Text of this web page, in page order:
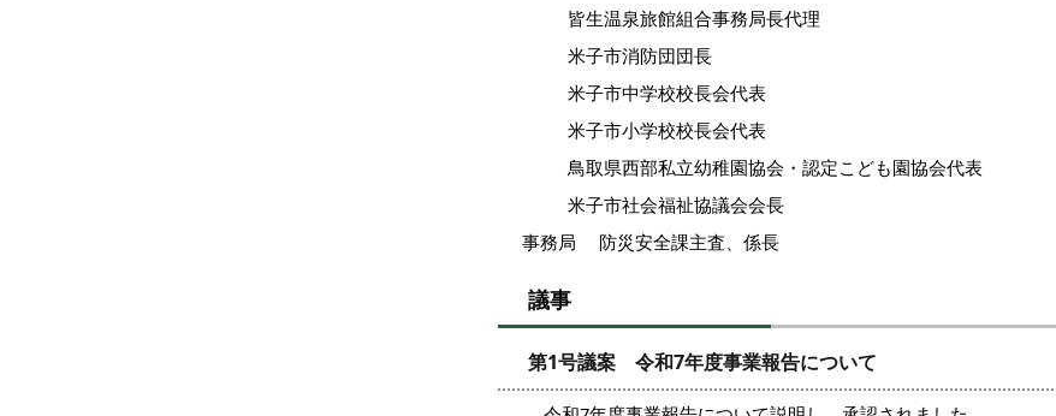
皆生温泉旅館組合事務局長代理
米子市消防団団長
米子市中学校校長会代表
米子市小学校校長会代表
鳥取県西部私立幼稚園協会・認定こども園協会代表
米子市社会福祉協議会会長
事務局 防災安全課主査、係長
議事
第1号議案 令和7年度事業報告について